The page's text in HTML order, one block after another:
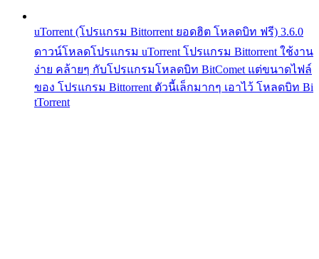
uTorrent (โปรแกรม Bittorrent ยอดฮิต โหลดบิท ฟรี) 3.6.0
ดาวน์โหลดโปรแกรม uTorrent โปรแกรม Bittorrent ใช้งาน
ง่าย คล้ายๆ กับโปรแกรมโหลดบิท BitComet แต่ขนาดไฟล์
ของ โปรแกรม Bittorrent ตัวนี้เล็กมากๆ เอาไว้ โหลดบิท Bi
tTorrent